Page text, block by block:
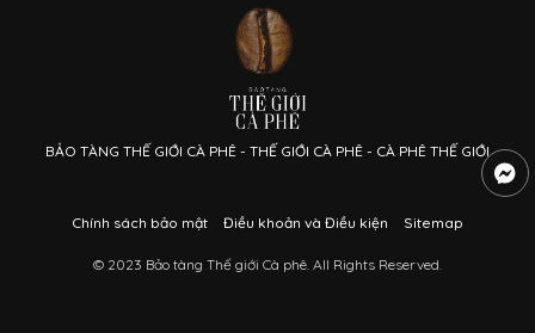
© 2023 Bảo tàng Thế giới Cà phê. All Rights Reserved.
Chính sách bảo mật Điều khoản và Điều kiện Sitemap
BẢO TÀNG THẾ GIỚI CÀ PHÊ - THẾ GIỚI CÀ PHÊ - CÀ PHÊ THẾ GIỚI